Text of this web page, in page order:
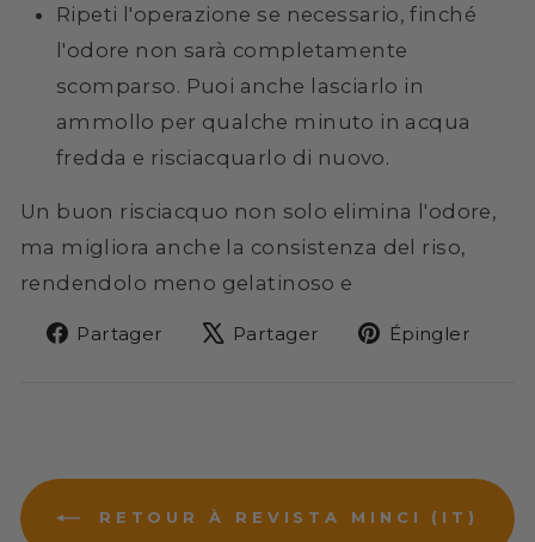
Ripeti l'operazione se necessario, finché
l'odore non sarà completamente
scomparso. Puoi anche lasciarlo in
ammollo per qualche minuto in acqua
fredda e risciacquarlo di nuovo.
Un buon risciacquo non solo elimina l'odore,
ma migliora anche la consistenza del riso,
rendendolo meno gelatinoso e
Partager
PartagerPartager
TweeterÉpingler
RETOUR À REVISTA MINCI (IT)